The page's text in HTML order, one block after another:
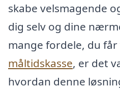
skabe velsmagende
dig selv og dine
mange fordele, du får
måltidskasse, er det
hvordan denne